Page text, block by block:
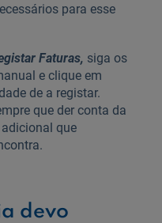
para esse
Faturas, siga os
e clique em
de a registar.
que der conta da
que
devo